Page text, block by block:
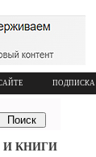
ПОДПИСКА
КНИГИ